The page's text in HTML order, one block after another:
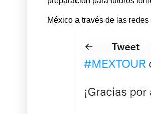
México a través de las